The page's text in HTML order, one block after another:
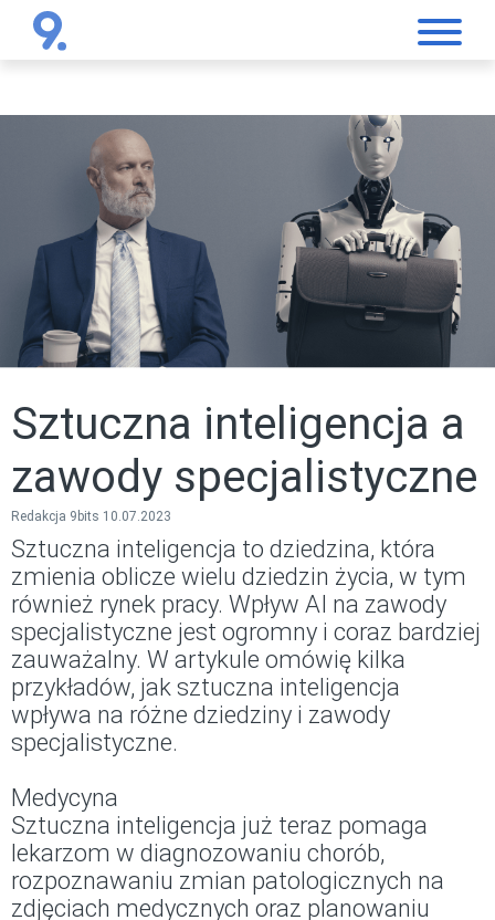
Sztuczna inteligencja a
zawody specjalistyczne
Redakcja 9bits 10.07.2023
Sztuczna inteligencja to dziedzina, która
zmienia oblicze wielu dziedzin życia, w tym
również rynek pracy. Wpływ AI na zawody
specjalistyczne jest ogromny i coraz bardziej
zauważalny. W artykule omówię kilka
przykładów, jak sztuczna inteligencja
wpływa na różne dziedziny i zawody
specjalistyczne.
Medycyna
Sztuczna inteligencja już teraz pomaga
lekarzom w diagnozowaniu chorób,
rozpoznawaniu zmian patologicznych na
zdjęciach medycznych oraz planowaniu